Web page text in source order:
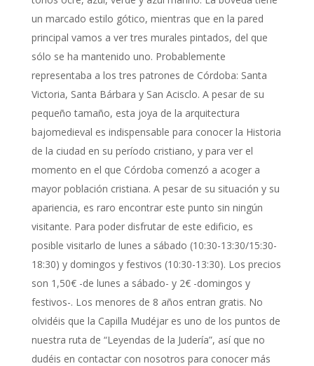
un marcado estilo gótico, mientras que en la pared
principal vamos a ver tres murales pintados, del que
sólo se ha mantenido uno. Probablemente
representaba a los tres patrones de Córdoba: Santa
Victoria, Santa Bárbara y San Acisclo. A pesar de su
pequeño tamaño, esta joya de la arquitectura
bajomedieval es indispensable para conocer la Historia
de la ciudad en su período cristiano, y para ver el
momento en el que Córdoba comenzó a acoger a
mayor población cristiana. A pesar de su situación y su
apariencia, es raro encontrar este punto sin ningún
visitante. Para poder disfrutar de este edificio, es
posible visitarlo de lunes a sábado (10:30-13:30/15:30-
18:30) y domingos y festivos (10:30-13:30). Los precios
son 1,50€ -de lunes a sábado- y 2€ -domingos y
festivos-. Los menores de 8 años entran gratis. No
olvidéis que la Capilla Mudéjar es uno de los puntos de
nuestra ruta de “Leyendas de la Judería”, así que no
dudéis en contactar con nosotros para conocer más